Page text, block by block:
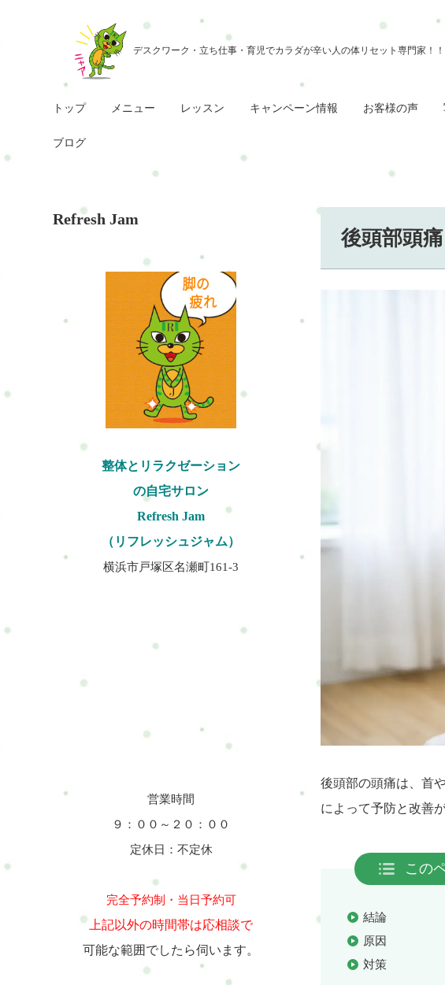
トップ メニュー レッスン キャンペーン情報 お客様の声
ブログ
後頭部頭
後頭部の頭痛は、首
によって予防と改善
この
結論
原因
対策
Refresh Jam
整体とリラクゼーション
の自宅サロン
Refresh Jam
（リフレッシュジャム）
横浜市戸塚区名瀬町161-3
営業時間
９：００～２０：００
定休日：不定休
完全予約制・当日予約可
上記以外の時間帯は応相談で
可能な範囲でしたら伺います。